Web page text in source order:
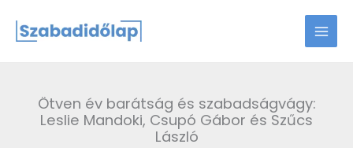
content
Ötven év barátság és szabadságvágy:
Leslie Mandoki, Csupó Gábor és Szűcs
László